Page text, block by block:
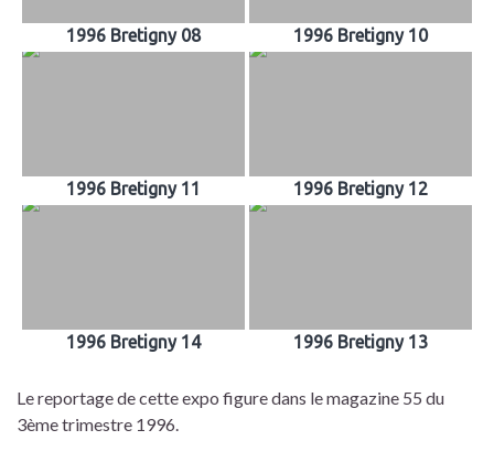
1996 Bretigny 08 1996 Bretigny 10
1996 Bretigny 11 1996 Bretigny 12
1996 Bretigny 14 1996 Bretigny 13
Le reportage de cette expo figure dans le magazine 55 du
3ème trimestre 1996.